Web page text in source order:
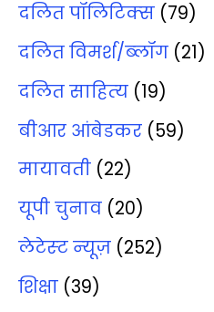
दलित पॉलिटिक्‍स (79)
दलित विमर्श/ब्‍लॉग (21)
दलित साहित्‍य (19)
बीआर आंबेडकर (59)
मायावती (22)
यूपी चुनाव (20)
लेटेस्‍ट न्‍यूज़ (252)
शिक्षा (39)